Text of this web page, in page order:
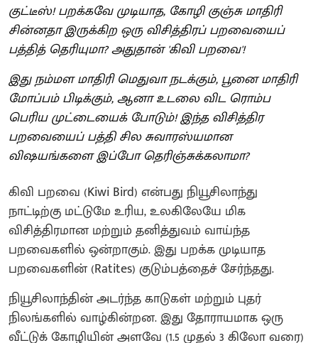
குட்டீஸ்! பறக்கவே முடியாத, கோழி குஞ்சு மாதிரி
சின்னதா இருக்கிற ஒரு விசித்திரப் பறவையைப்
பத்தித் தெரியுமா? அதுதான் 'கிவி பறவை'!
இது நம்மள மாதிரி மெதுவா நடக்கும், பூனை மாதிரி
மோப்பம் பிடிக்கும், ஆனா உடலை விட ரொம்ப
பெரிய முட்டையைக் போடும்! இந்த விசித்திர
பறவையைப் பத்தி சில சுவாரஸ்யமான
விஷயங்களை இப்போ தெரிஞ்சுக்கலாமா?
கிவி பறவை (Kiwi Bird) என்பது நியூசிலாந்து
நாட்டிற்கு மட்டுமே உரிய, உலகிலேயே மிக
விசித்திரமான மற்றும் தனித்துவம் வாய்ந்த
பறவைகளில் ஒன்றாகும். இது பறக்க முடியாத
பறவைகளின் (Ratites) குடும்பத்தைச் சேர்ந்தது.
நியூசிலாந்தின் அடர்ந்த காடுகள் மற்றும் புதர்
நிலங்களில் வாழ்கின்றன. இது தோராயமாக ஒரு
வீட்டுக் கோழியின் அளவே (1.5 முதல் 3 கிலோ வரை)